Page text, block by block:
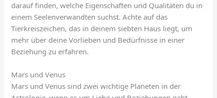
darauf finden, welche Eigenschaften und Qualitäten du in
einem Seelenverwandten suchst. Achte auf das
Tierkreiszeichen, das in deinem siebten Haus liegt, um
mehr über deine Vorlieben und Bedürfnisse in einer
Beziehung zu erfahren.
Mars und Venus
Mars und Venus sind zwei wichtige Planeten in der